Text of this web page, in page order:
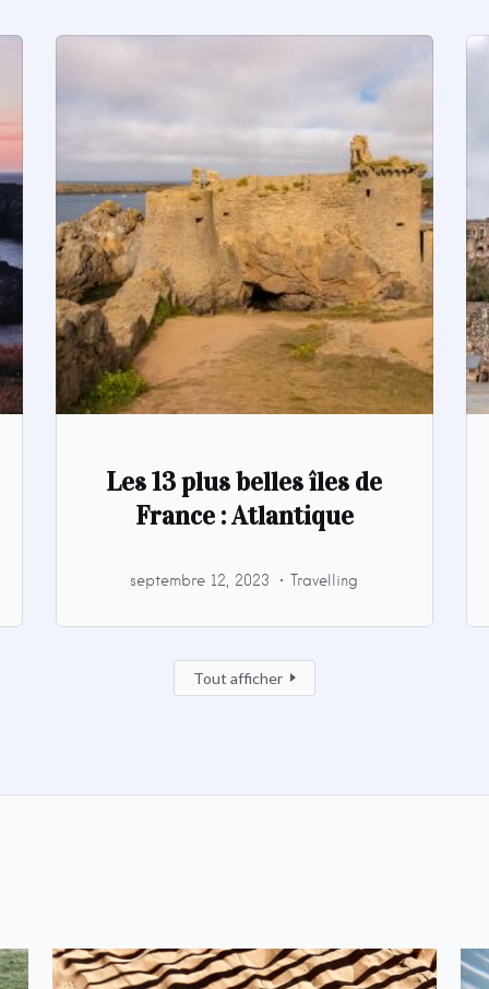
Les 13 plus belles îles de
France : Atlantique
septembre 12, 2023 Travelling
Tout afficher